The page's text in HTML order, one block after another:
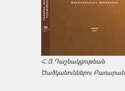
Հ.Յ.Դաշնակցութեան
Ծածկանուններու Բառարան